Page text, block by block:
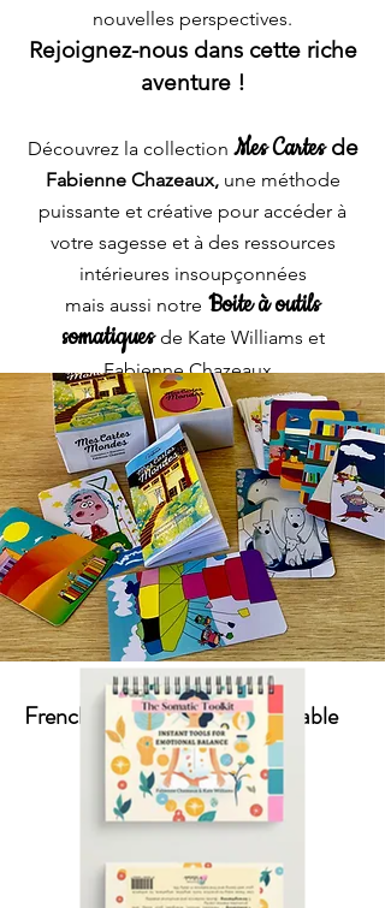
nouvelles perspectives.
Rejoignez-nous dans cette riche
aventure !
Découvrez la collection Mes Cartesde
Fabienne Chazeaux,une méthode
puissante et créative pour accéder à
votre sagesse et à des ressources
intérieures insoupçonnées
mais aussi notre Boite à outils
somatiques de Kate Williams et
Fabienne Chazeaux,
French & English version available